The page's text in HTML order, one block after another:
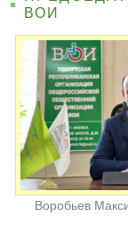
ВОИ
Воробьев